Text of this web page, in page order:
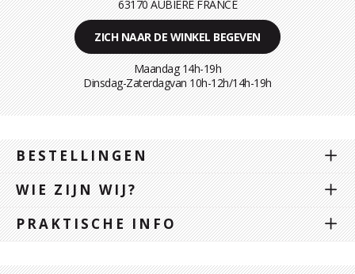
63170 AUBIÈRE FRANCE
ZICH NAAR DE WINKEL BEGEVEN
Maandag 14h-19h
Dinsdag-Zaterdagvan 10h-12h/14h-19h
BESTELLINGEN
WIE ZIJN WIJ?
PRAKTISCHE INFO